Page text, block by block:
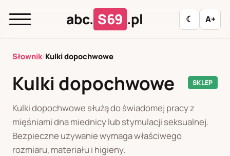
abc. S69 .pl ☾ A+
abc.
D
J
K L M N O P R
S
T
U W Z Ł
Słownik/Kulki dopochwowe
Kulki dopochwowe SKLEP
Kulki dopochwowe służą do świadomej pracy z
mięśniami dna miednicy lub stymulacji seksualnej.
Bezpieczne używanie wymaga właściwego
rozmiaru, materiału i higieny.